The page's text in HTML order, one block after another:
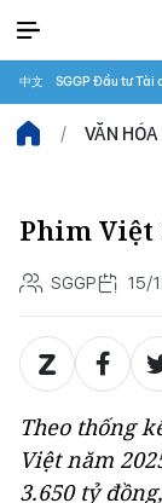
中文 SGGP Đầu tư Tài
VĂN HÓA
Phim Việt
SGGP 15/
Theo thống
Việt năm
3.650 tỷ